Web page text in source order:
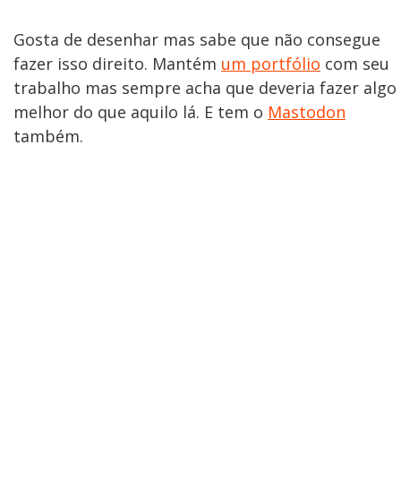
Gosta de desenhar mas sabe que não consegue
fazer isso direito. Mantém um portfólio com seu
trabalho mas sempre acha que deveria fazer algo
melhor do que aquilo lá. E tem o Mastodon
também.